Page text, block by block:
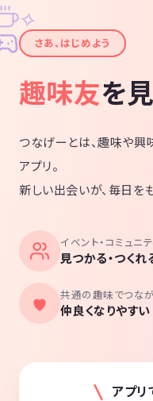
✦
✧
さあ、はじめよう
趣味友を
つなげーとは、趣味や興
アプリ。
新しい出会いが、毎日を
イベント・コミュニ
見つかる・つくれ
共通の趣味でつな
仲良くなりやすい
アプリ